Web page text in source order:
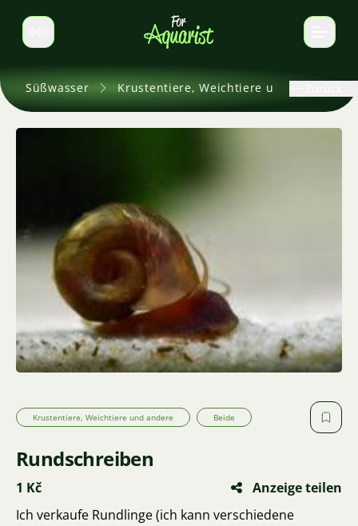
Sprache wechseln
Süßwasser Krustentiere, Weichtiere und andere
Krustentiere, Weichtiere und andere Beide
Rundschreiben
1 Kč
Anzeige teilen
Ich verkaufe Rundlinge (ich kann verschiedene